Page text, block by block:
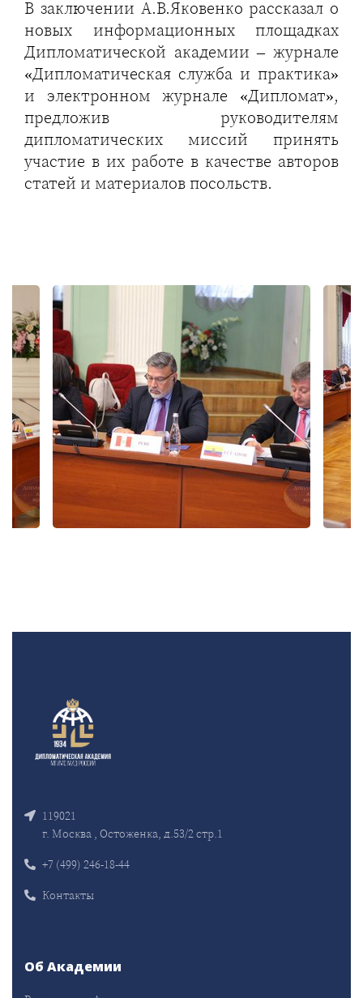
В заключении А.В.Яковенко рассказал о
новых информационных площадках
Дипломатической академии – журнале
«Дипломатическая служба и практика»
и электронном журнале «Дипломат»,
предложив руководителям
дипломатических миссий принять
участие в их работе в качестве авторов
статей и материалов посольств.
119021
г. Москва , Остоженка, д.53/2 стр.1
+7 (499) 246-18-44
Контакты
Об Академии